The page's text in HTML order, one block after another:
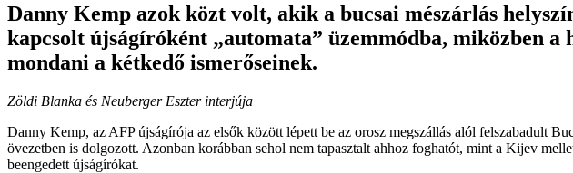
Danny Kemp azok közt volt, akik a bucsai mészárlás
kapcsolt újságíróként „automata” üzemmódba, miközben
mondani a kétkedő ismerőseinek.
Zöldi Blanka és Neuberger Eszter interjúja
Danny Kemp, az AFP újságírója az elsők között lépett be az orosz megszállás alól felszabadult
övezetben is dolgozott. Azonban korábban sehol nem tapasztalt ahhoz foghatót, mint a Kijev
beengedett újságírókat.